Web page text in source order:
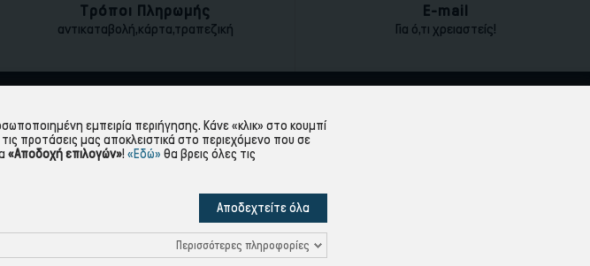
Τρόποι Πληρωμής
αντικαταβολή,κάρτα,τραπεζική
E-mail
Για ό,τι χρειαστείς!
Πολιτική Απορρήτου
Προστασία Προσωπικών Δεδομένων
Επικοινωνία
εμπειρία περιήγησης. Κάνε «κλικ» στο κουμπί
προτάσεις μας αποκλειστικά στο περιεχόμενο που σε
«Αποδοχή επιλογών»! «Εδώ» θα βρεις όλες τις
Αποδεχτείτε όλα
Περισσότερες πληροφορίες